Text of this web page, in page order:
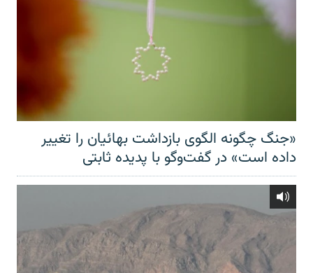
«جنگ چگونه الگوی بازداشت بهائیان را تغییر
داده است» در گفت‌وگو با پدیده ثابتی